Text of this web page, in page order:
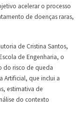
acelerar o processo
de doenças raras,
de Cristina Santos,
de Engenharia, o
do risco de queda
Artificial, que inclui a
estimativa de
do contexto